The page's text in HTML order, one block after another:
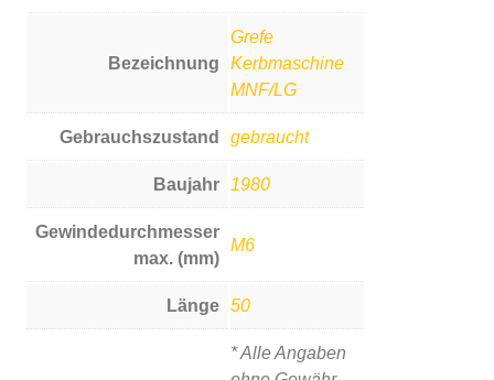
Bezeichnung
Grefe
Kerbmaschine
MNF/LG
Gebrauchszustand gebraucht
Baujahr 1980
Gewindedurchmesser
max. (mm)
M6
Länge 50
* Alle Angaben